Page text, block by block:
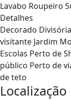
Lavabo Roupeiro
Detalhes
Decorado Divisória
visitante Jardim
Escolas Perto de
público Perto de
de teto
Localização